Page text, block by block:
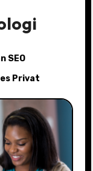
SEO
Privat